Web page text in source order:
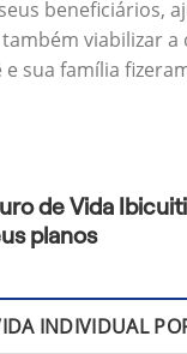
beneficiários,
viabilizar a
e sua família
de Vida
planos
INDIVIDUAL